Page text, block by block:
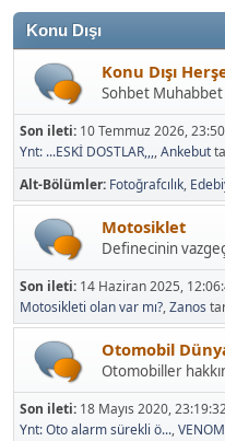
Konu Dışı
Konu Dışı
Sohbet Muhabbet
Son ileti: 10 Temmuz 2026,
Ynt: ...ESKİ DOSTLAR,,,,Ankebut
Alt-Bölümler Fotoğrafcılık
Motosiklet
Definecinin
Son ileti: 14 Haziran 2025,
Motosikleti olan var mı?,Zanos
Otomobil
Otomobiller
Son ileti: 18 Mayıs 2020,
Ynt: Oto alarm sürekli ö...,VENOM